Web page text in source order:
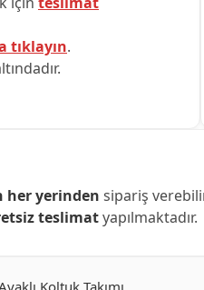
tıklayın.
her yerinden sipariş
teslimatyapılmaktadır.
Koltuk Takımı